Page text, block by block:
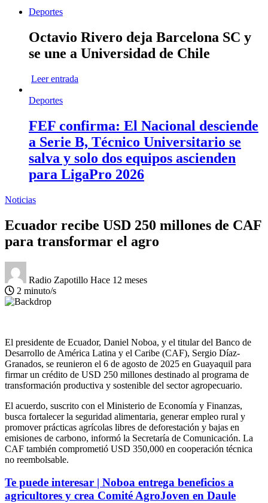
Deportes
Octavio Rivero deja Barcelona SC y
se une a Universidad de Chile
Leer entrada
Deportes
FEF confirma: El Nacional desciende
a Serie B, Técnico Universitario se
salva y solo dos equipos ascienden
para LigaPro 2026
Noticias
Ecuador recibe USD 250 millones de CAF
para transformar el agro
Radio Zapotillo Hace 12 meses
2 minuto/s
El presidente de Ecuador, Daniel Noboa, y el titular del Banco de
Desarrollo de América Latina y el Caribe (CAF), Sergio Díaz-
Granados, se reunieron el 6 de agosto de 2025 en Guayaquil para
firmar un crédito de USD 250 millones destinado al programa de
transformación productiva y sostenible del sector agropecuario.
El acuerdo, suscrito con el Ministerio de Economía y Finanzas,
busca fortalecer la seguridad alimentaria, generar empleo rural y
promover prácticas agrícolas libres de deforestación y bajas en
emisiones de carbono, informó la Secretaría de Comunicación. La
CAF también comprometió USD 350,000 en cooperación técnica
no reembolsable.
Te puede interesar | Noboa entrega beneficios a
agricultores y crea Comité AgroJoven en Daule